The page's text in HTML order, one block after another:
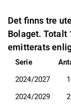
Det finns tre
Bolaget. Totalt
emitterats
Serie
2024/2027
2024/2029